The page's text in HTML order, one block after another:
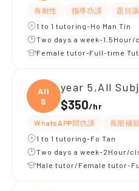
有耐性 指導功課 題目
1 to 1 tutoring-Ho Man Tin
Two days a week-1.5Hour/
Female tutor-Full-time
All
S
year 5,All
$350/hr
WhatsAPP問功課 長期補習
1 to 1 tutoring-Fo Tan
Two days a week-2Hour/
Male tutor/Female tutor-